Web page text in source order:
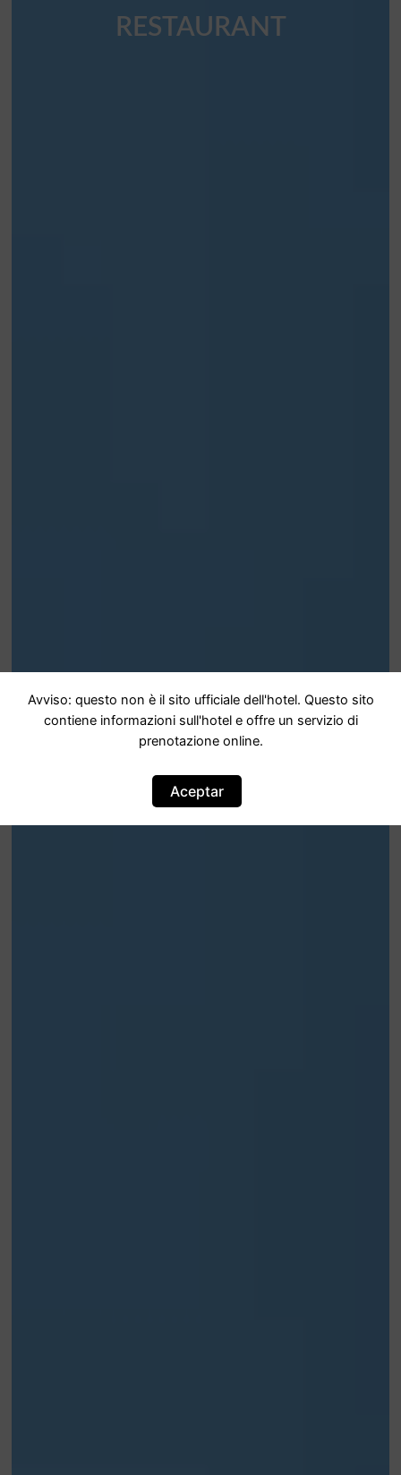
RESTAURANT
Avviso: questo non è il sito ufficiale dell'hotel. Questo sito
contiene informazioni sull'hotel e offre un servizio di
prenotazione online.
Aceptar